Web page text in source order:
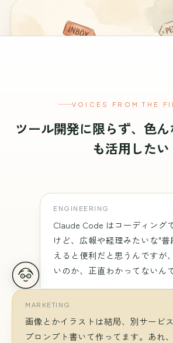
ccskill-gmail — 安全設計でメール運用を支
VOICES FROM THE
ツール開発に限らず、色
も活用したい
ENGINEERING
Claude Code はコーディング
けど、広報や経理みたいな"
えると便利だと思うんですが
いのか、正直わかってないん
MARKETING
画像とかイラストは結局、別サービ
プロンプト書いて作ってます。あれ